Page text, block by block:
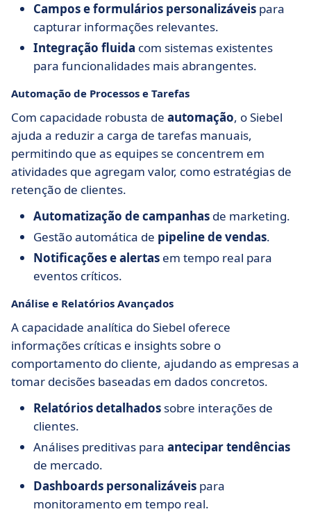
Campos e formulários personalizáveis para
capturar informações relevantes.
Integração fluida com sistemas existentes
para funcionalidades mais abrangentes.
Automação de Processos e Tarefas
Com capacidade robusta de automação, o Siebel
ajuda a reduzir a carga de tarefas manuais,
permitindo que as equipes se concentrem em
atividades que agregam valor, como estratégias de
retenção de clientes.
Automatização de campanhas de marketing.
Gestão automática de pipeline de vendas.
Notificações e alertas em tempo real para
eventos críticos.
Análise e Relatórios Avançados
A capacidade analítica do Siebel oferece
informações críticas e insights sobre o
comportamento do cliente, ajudando as empresas a
tomar decisões baseadas em dados concretos.
Relatórios detalhados sobre interações de
clientes.
Análises preditivas para antecipar tendências
de mercado.
Dashboards personalizáveis para
monitoramento em tempo real.